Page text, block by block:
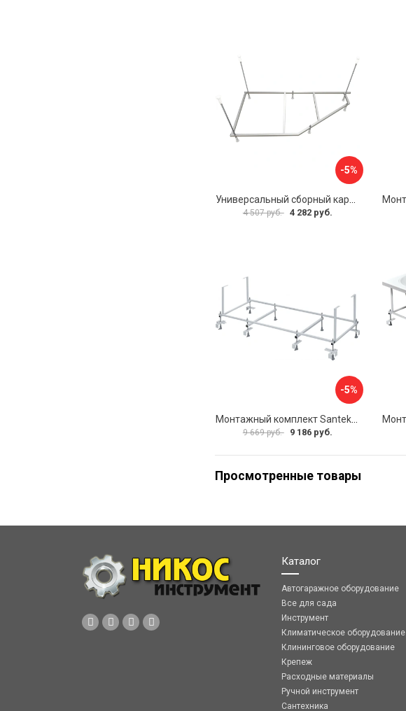
-5%
4 507 руб. 4 282 руб.
-5%
9 669 руб. 9 186 руб.
Просмотренные товары
Каталог
Автогаражное оборудование
Все для сада
Инструмент
Климатическое оборудование
Клининговое оборудование
Крепеж
Расходные материалы
Ручной инструмент
Сантехника